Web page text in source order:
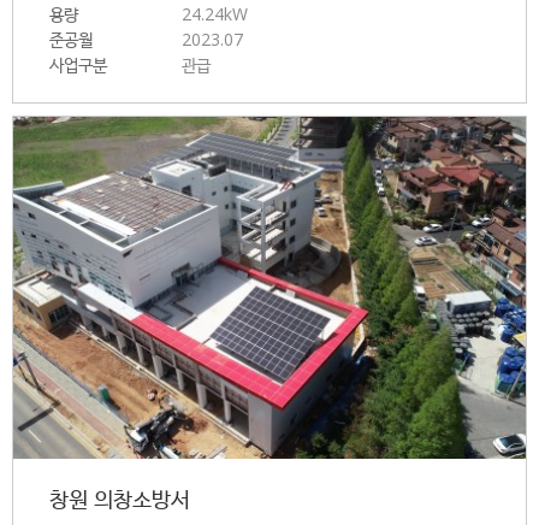
용량
24.24kW
준공월
2023.07
사업구분
관급
창원 의창소방서